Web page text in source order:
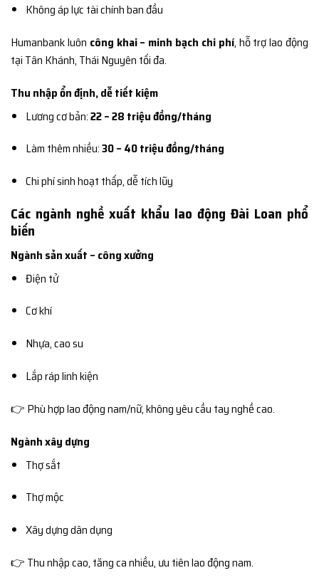
Không áp lực tài chính ban đầu
Humanbank luôn công khai – minh bạch chi phí, hỗ trợ lao động
tại Tân Khánh, Thái Nguyên tối đa.
Thu nhập ổn định, dễ tiết kiệm
Lương cơ bản:22 – 28 triệu đồng/tháng
Làm thêm nhiều:30 – 40 triệu đồng/tháng
Chi phí sinh hoạt thấp, dễ tích lũy
Các ngành nghề xuất khẩu lao động Đài Loan phổ
biến
Ngành sản xuất – công xưởng
Điện tử
Cơ khí
Nhựa, cao su
Lắp ráp linh kiện
👉 Phù hợp lao động nam/nữ, không yêu cầu tay nghề cao.
Ngành xây dựng
Thợ sắt
Thợ mộc
Xây dựng dân dụng
👉 Thu nhập cao, tăng ca nhiều, ưu tiên lao động nam.